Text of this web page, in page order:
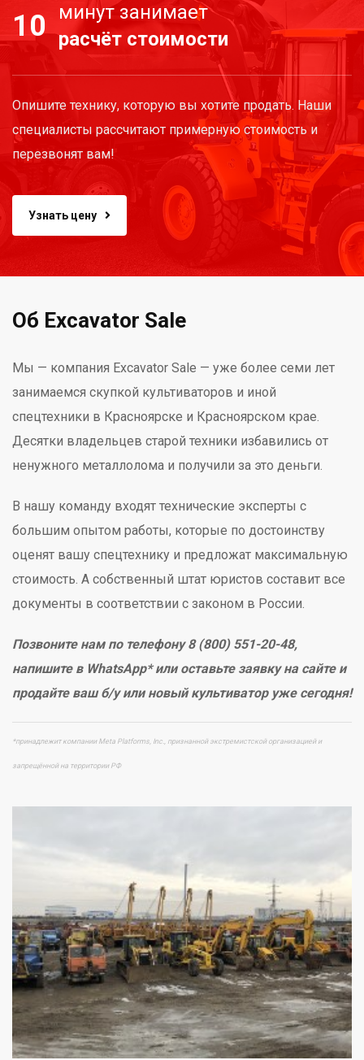
10
минут занимает
расчёт стоимости
Опишите технику, которую вы хотите продать. Наши
специалисты рассчитают примерную стоимость и
перезвонят вам!
Узнать цену
Об Excavator Sale
Мы — компания Excavator Sale — уже более семи лет
занимаемся скупкой культиваторов и иной
спецтехники в Красноярске и Красноярском крае.
Десятки владельцев старой техники избавились от
ненужного металлолома и получили за это деньги.
В нашу команду входят технические эксперты с
большим опытом работы, которые по достоинству
оценят вашу спецтехнику и предложат максимальную
стоимость. А собственный штат юристов составит все
документы в соответствии с законом в России.
Позвоните нам по телефону 8 (800) 551-20-48,
напишите в WhatsApp* или оставьте заявку на сайте и
продайте ваш б/у или новый культиватор уже сегодня!
*принадлежит компании Meta Platforms, Inc., признанной экстремистской организацией и
запрещённой на территории РФ